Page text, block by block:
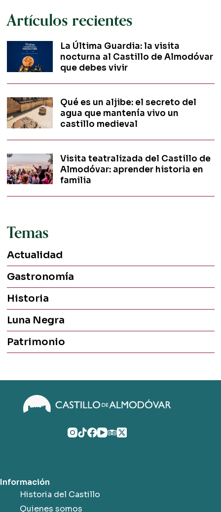
Artículos recientes
La Última Guardia: la visita
nocturna al Castillo de Almodóvar
que debes vivir
Qué es un aljibe: el secreto del
agua que mantenía vivo un
castillo medieval
Visita teatralizada del Castillo de
Almodóvar: aprender historia en
familia
Temas
Actualidad
Gastronomía
Historia
Luna Negra
Patrimonio
Información
Historia del Castillo
Quienes somos